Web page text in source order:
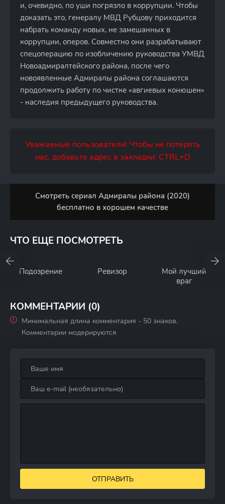
и, очевидно, по уши погрязло в коррупции. Чтобы
доказать это, генералу МВД Рубцову приходится
набрать команду новых, не замешанных в
коррупции, оперов. Совместно они разрабатывают
спецоперацию по изобличению руководства УМВД
Новоадмиралтейского района, после чего
новоявленные Адмиралы района соглашаются
продолжить работу по чистке «авгиевых конюшен»
- наследия предыдущего руководства.
Уважаемые пользователи! Чтобы не потерять
нас, добавьте адрес в закладки: CTRL+D
Смотреть сериал Адмиралы района (2020)
бесплатно в хорошем качестве
ЧТО ЕЩЕ ПОСМОТРЕТЬ
Подозрение Ревизор
Мой лучший
враг
КОММЕНТАРИИ (0)
Минимальная длина комментария - 50 знаков.
Комментарии модерируются
ОТПРАВИТЬ